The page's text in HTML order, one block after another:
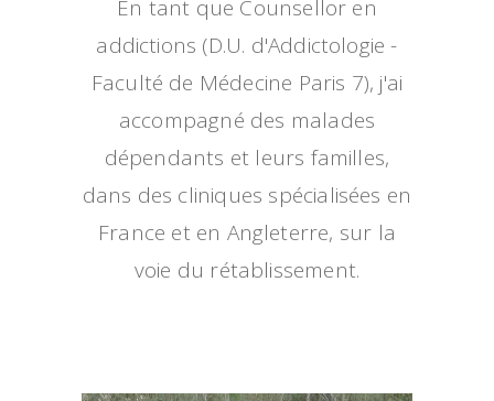
En tant que Counsellor en
addictions (D.U. d'Addictologie -
Faculté de Médecine Paris 7), j'ai
accompagné des malades
dépendants et leurs familles,
dans des cliniques spécialisées en
France et en Angleterre, sur la
voie du rétablissement.